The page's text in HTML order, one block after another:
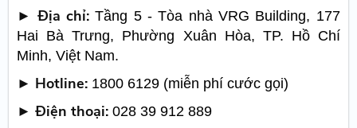
► Địa chỉ:Tầng 5 - Tòa nhà VRG Building, 177
Hai Bà Trưng, Phường Xuân Hòa, TP. Hồ Chí
Minh, Việt Nam.
► Hotline: 1800 6129 (miễn phí cước gọi)
► Điện thoại: 028 39 912 889